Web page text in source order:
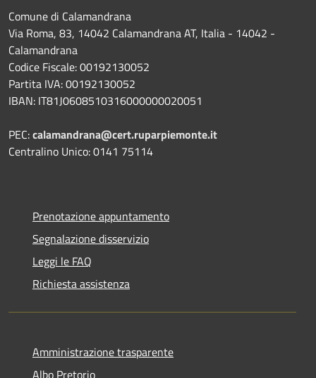
Comune di Calamandrana
Via Roma, 83, 14042 Calamandrana AT, Italia - 14042 -
Calamandrana
Codice Fiscale: 00192130052
Partita IVA: 00192130052
IBAN: IT81J0608510316000000020051
PEC:calamandrana@cert.ruparpiemonte.it
Centralino Unico: 0141 75114
Prenotazione appuntamento
Segnalazione disservizio
Leggi le FAQ
Richiesta assistenza
Amministrazione trasparente
Albo Pretorio